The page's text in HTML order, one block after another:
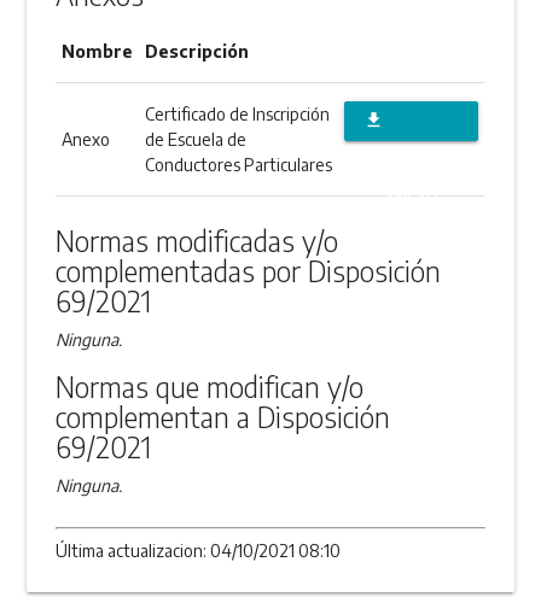
Nombre Descripción
Anexo
Certificado de Inscripción
de Escuela de
Conductores Particulares
file_download
ANEXO
Normas modificadas y/o
complementadas por Disposición
69/2021
Ninguna.
Normas que modifican y/o
complementan a Disposición
69/2021
Ninguna.
Última actualizacion: 04/10/2021 08:10